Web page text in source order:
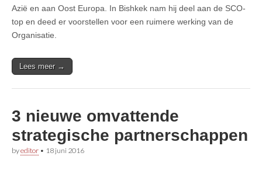
Azië en aan Oost Europa. In Bishkek nam hij deel aan de SCO-
top en deed er voorstellen voor een ruimere werking van de
Organisatie.
Lees meer →
3 nieuwe omvattende
strategische partnerschappen
byeditor • 18 juni 2016